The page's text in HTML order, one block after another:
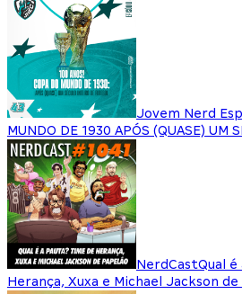
Jovem Nerd
MUNDO DE 1930 APÓS (QUASE) UM
NerdCastQual é
Herança, Xuxa e Michael Jackson de